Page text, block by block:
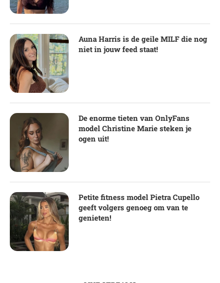
Auna Harris is de geile MILF die nog
niet in jouw feed staat!
De enorme tieten van OnlyFans
model Christine Marie steken je
ogen uit!
Petite fitness model Pietra Cupello
geeft volgers genoeg om van te
genieten!